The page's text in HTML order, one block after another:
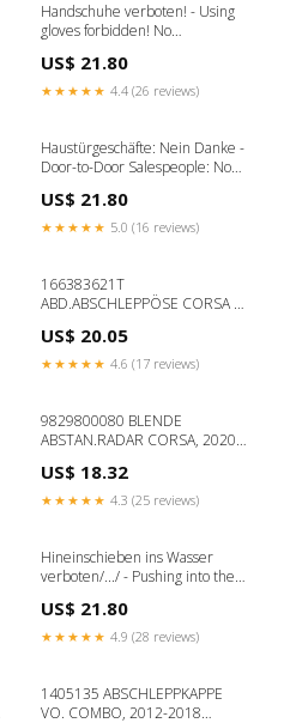
Handschuhe verboten! - Using
gloves forbidden! No
US$ 21.80
★★★★★ 4.4 (26 reviews)
Haustürgeschäfte: Nein Danke -
Door-to-Door Salespeople: No
US$ 21.80
★★★★★ 5.0 (16 reviews)
166383621T
ABD.ABSCHLEPPÖSE CORSA F,
HYUNDAI SONATA
US$ 20.05
★★★★★ 4.6 (17 reviews)
9829800080 BLENDE
ABSTAN.RADAR CORSA, 2020-
Modell_MOTORHAUBE
TALENTO
US$ 18.32
★★★★★ 4.3 (25 reviews)
Hineinschieben ins Wasser
verboten/.../ - Pushing into the
Chewing Gum
US$ 21.80
★★★★★ 4.9 (28 reviews)
1405135 ABSCHLEPPKAPPE
VO. COMBO, 2012-2018